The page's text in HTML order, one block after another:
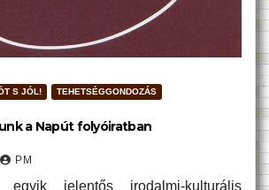
S JÓL! TEHETSÉGGONDOZÁS
a Napút folyóiratban
PM
jelentős irodalmi-kulturális